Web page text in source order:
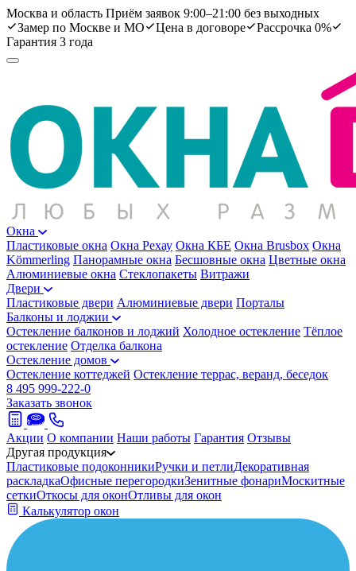
Москва и область Приём заявок 9:00–21:00 без выходных
Замер по Москве и МО
Цена в договоре
Рассрочка 0%
Гарантия 3 года
Окна
Пластиковые окна Окна Рехау Окна КБЕ Окна Brusbox Окна
Kömmerling Панорамные окна Бесшовные окна Цветные окна
Алюминиевые окна Стеклопакеты Витражи
Двери
Пластиковые двери Алюминиевые двери Порталы
Балконы и лоджии
Остекление балконов и лоджий Холодное остекление Тёплое
остекление Отделка балкона
Остекление домов
Остекление коттеджей Остекление террас, веранд, беседок
8 495 999-222-0
Заказать звонок
Акции О компании Наши работы Гарантия Отзывы
Другая продукция
Пластиковые подоконникиРучки и петлиДекоративная
раскладкаОфисные перегородкиЗенитные фонариМоскитные
сеткиОткосы для оконОтливы для окон
Калькулятор окон